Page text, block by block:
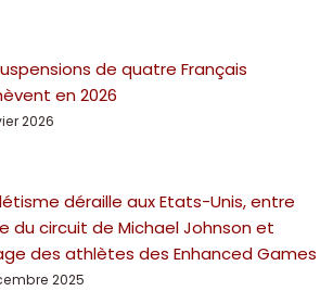
de quatre Français
en 2026
2026
déraille aux Etats-Unis, entre
du circuit de Michael Johnson et
des athlètes des Enhanced Games
2025